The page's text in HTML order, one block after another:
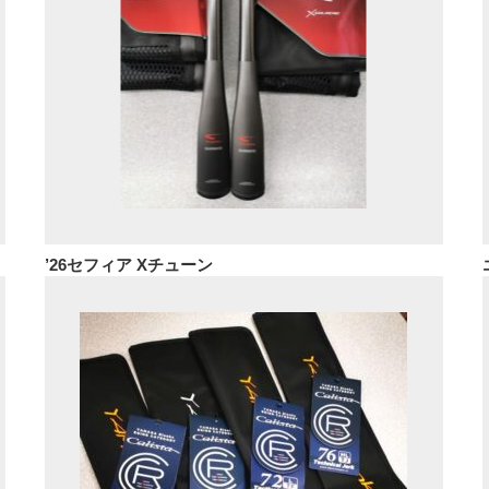
’26セフィア Xチューン